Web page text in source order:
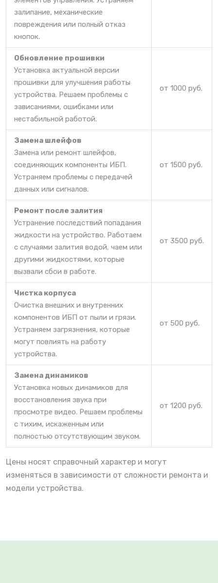
залипание, механические
повреждения или полный отказ
кнопок.
Обновление прошивки
Установка актуальной версии
прошивки для улучшения работы
устройства. Решаем проблемы с
зависаниями, ошибками или
нестабильной работой.
от 1000 руб.
Замена шлейфов
Замена или ремонт шлейфов,
соединяющих компоненты ИБП.
Устраняем проблемы с передачей
данных или сигналов.
от 1500 руб.
Ремонт после залития
Устранение последствий попадания
жидкости на устройство. Работаем
с случаями залития водой, чаем или
другими жидкостями, которые
вызвали сбои в работе.
от 3500 руб.
Чистка корпуса
Очистка внешних и внутренних
компонентов ИБП от пыли и грязи.
Устраняем загрязнения, которые
могут повлиять на работу
устройства.
от 500 руб.
Замена динамиков
Установка новых динамиков для
восстановления звука при
просмотре видео. Решаем проблемы
с тихим, искаженным или
полностью отсутствующим звуком.
от 1200 руб.
Цены носят справочный характер и могут
изменяться в зависимости от сложности ремонта и
модели устройства.